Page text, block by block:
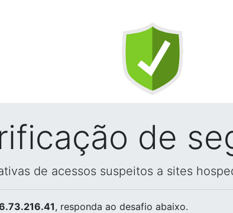
de
de acessos suspeitos a sites
, responda ao desafio abaixo.